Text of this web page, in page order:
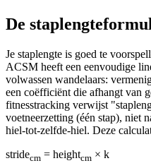
De
Je staplengte is goed te
ACSM heeft een eenvoudige
volwassen wandelaars:
een coëfficiënt die afhangt van
fitnesstracking verwijst
voetneerzetting (één stap), niet
hiel-tot-zelfde-hiel. Deze
stridecm = heightcm × k